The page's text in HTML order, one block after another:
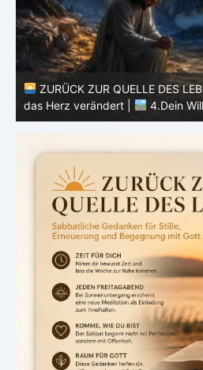
ZURÜCK ZUR QUELLE DES
das Herz verändert |
4.Dein